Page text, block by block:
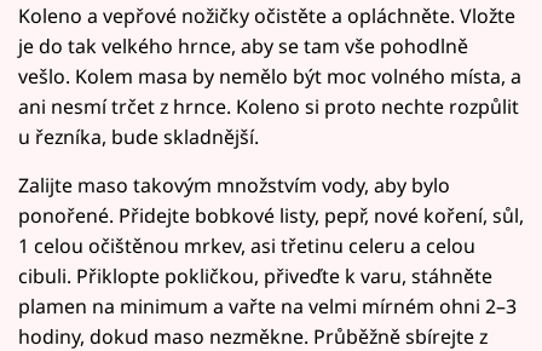
Koleno a vepřové nožičky očistěte a opláchněte. Vložte
je do tak velkého hrnce, aby se tam vše pohodlně
vešlo. Kolem masa by nemělo být moc volného místa, a
ani nesmí trčet z hrnce. Koleno si proto nechte rozpůlit
u řezníka, bude skladnější.
Zalijte maso takovým množstvím vody, aby bylo
ponořené. Přidejte bobkové listy, pepř, nové koření, sůl,
1 celou očištěnou mrkev, asi třetinu celeru a celou
cibuli. Přiklopte pokličkou, přiveďte k varu, stáhněte
plamen na minimum a vařte na velmi mírném ohni 2–3
hodiny, dokud maso nezměkne. Průběžně sbírejte z